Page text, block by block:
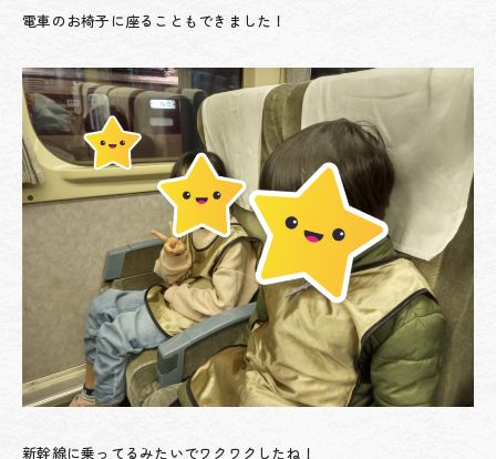
電車のお椅子に座ることもできました！
新幹線に乗ってるみたいでワクワクしたね！